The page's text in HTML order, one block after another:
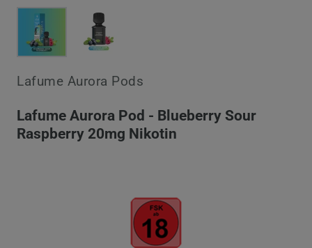
Lafume Aurora Pods
Lafume Aurora Pod - Blueberry Sour
Raspberry 20mg Nikotin